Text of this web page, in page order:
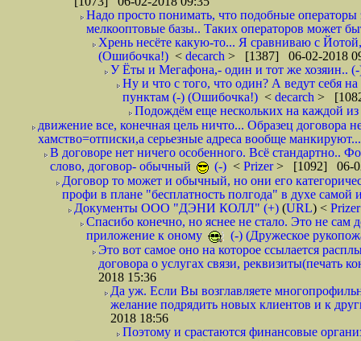
Надо просто понимать, что подобные
мелкооптовые базы.. Таких операторов может
Хрень несёте какую-то... Я сравниваю с
(Ошибочка!) < decarch > [1387] 06-02-2018
У Ёты и Мегафона,- один и тот же хозяин..
Ну и что с того, что один? А ведут себя
пунктам (-) (Ошибочка!) < decarch >
Подождём еще нескольких на каждой из
движение все, конечная цель ничто... Образец договора
хамство=отписки,а серьезные адреса вообще
В договоре нет ничего особенного. Всё стандартно..
слово, договор- обычный
(-) < Prizer> [1092] 06-
Договор то может и обычный, но они его
профи в плане "бесплатность полгода" в духе
Документы ООО "ДЭНИ КОЛЛ" (+) (URL) <
Спасибо конечно, но яснее не стало. Это не сам
приложение к оному
(-) (Дружеское
Это вот самое оно на которое ссылается
договора о услугах связи, реквизиты(печать
2018 15:36
Да уж. Если Вы возглавляете
желание подрядить новых клиентов и к
2018 18:56
Поэтому и срастаются финансовые